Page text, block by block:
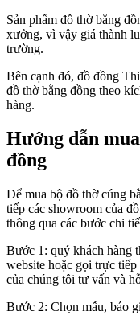
Sản phẩm đồ thờ bằng
xưởng, vì vậy giá thành
trường.
Bên cạnh đó, đồ đồng
đồ thờ bằng đồng theo
hàng.
Hướng dẫn
đồng
Để mua bộ đồ thờ cúng
tiếp các showroom của
thông qua các bước chi
Bước 1: quý khách hàng
website hoặc gọi trực
của chúng tôi tư vấn và
Bước 2: Chọn mẫu, báo